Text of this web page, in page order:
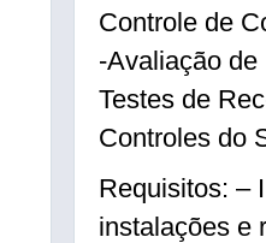
Controle de
-Avaliação
Testes de
Controles do
Requisitos: –
instalações e